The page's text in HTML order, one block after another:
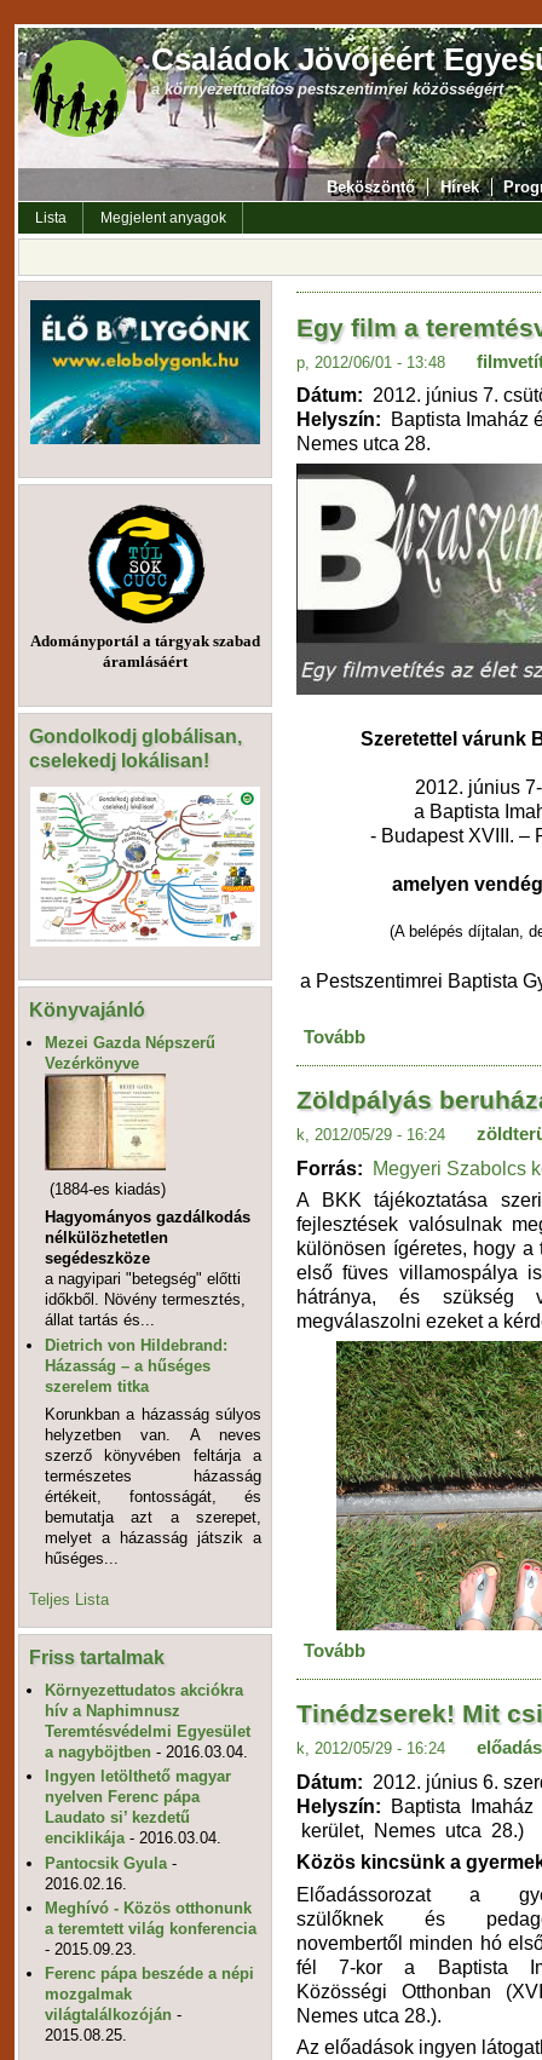
Családok Jövőjéért
a környezettudatos pestszentimrei közösségért
Beköszöntő Hírek
Lista Megjelent anyagok
Adományportál a tárgyak szabad
áramlásáért
Gondolkodj globálisan,
cselekedj lokálisan!
Könyvajánló
Mezei Gazda Népszerű
Vezérkönyve
(1884-es kiadás)
Hagyományos gazdálkodás
nélkülözhetetlen
segédeszköze
a nagyipari "betegség" előtti
időkből. Növény termesztés,
állat tartás és...
Dietrich von Hildebrand:
Házasság – a hűséges
szerelem titka
Korunkban a házasság súlyos
helyzetben van. A neves
szerző könyvében feltárja a
természetes házasság
értékeit, fontosságát, és
bemutatja azt a szerepet,
melyet a házasság játszik a
hűséges...
Teljes Lista
Friss tartalmak
Környezettudatos akciókra
hív a Naphimnusz
Teremtésvédelmi Egyesület
a nagyböjtben - 2016.03.04.
Ingyen letölthető magyar
nyelven Ferenc pápa
Laudato si’ kezdetű
enciklikája - 2016.03.04.
Pantocsik Gyula -
2016.02.16.
Meghívó - Közös otthonunk
a teremtett világ konferencia
- 2015.09.23.
Ferenc pápa beszéde a népi
mozgalmak
világtalálkozóján -
2015.08.25.
Egy film a
p, 2012/06/01 - 13:48
Dátum: 2012. június 7.
Helyszín: Baptista Imaház
Nemes utca 28.
Szeretettel várunk
2012. június
a Baptista
- Budapest XVIII. –
amelyen
(A belépés díjtalan,
a Pestszentimrei Baptista
Tovább
Zöldpályás
k, 2012/05/29 - 16:24
Forrás: Megyeri Szabolcs
A BKK tájékoztatása
fejlesztések valósulnak
különösen ígéretes, hogy
első füves villamospálya
hátránya, és szükség
megválaszolni ezeket a
Tovább
Tinédzserek! Mit
k, 2012/05/29 - 16:24 előadás
Dátum: 2012. június 6.
Helyszín: Baptista
kerület, Nemes utca 28.)
Közös kincsünk a
Előadássorozat a
szülőknek és
novembertől minden hó
fél 7-kor a Baptista
Közösségi Otthonban
Nemes utca 28.).
Az előadások ingyen